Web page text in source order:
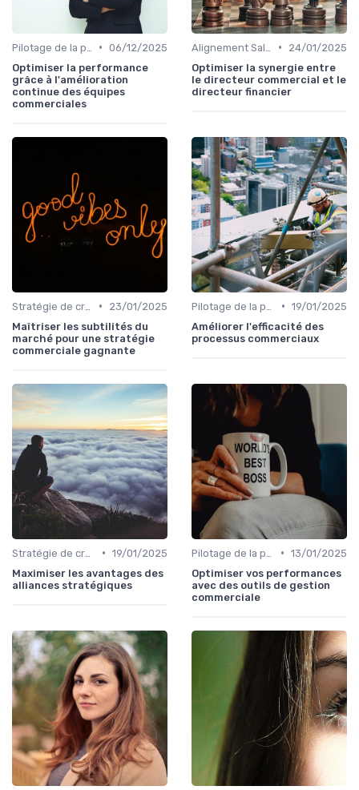
• 06/12/2025
Optimiser la performance
grâce à l'amélioration
continue des équipes
commerciales
•
24/01/2025
Optimiser la synergie entre
le directeur commercial et le
directeur financier
•
23/01/2025
Maîtriser les subtilités du
marché pour une stratégie
commerciale gagnante
• 19/01/2025
Améliorer l'efficacité des
processus commerciaux
• 19/01/2025
Maximiser les avantages des
alliances stratégiques
• 13/01/2025
Optimiser vos performances
avec des outils de gestion
commerciale